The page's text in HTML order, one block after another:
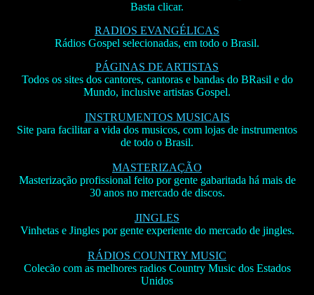
Basta clicar.
RADIOS EVANGÉLICAS
Rádios Gospel selecionadas, em todo o Brasil.
PÁGINAS DE ARTISTAS
Todos os sites dos cantores, cantoras e bandas do BRasil e do
Mundo, inclusive artistas Gospel.
INSTRUMENTOS MUSICAIS
Site para facilitar a vida dos musicos, com lojas de instrumentos
de todo o Brasil.
MASTERIZAÇÃO
Masterização profissional feito por gente gabaritada há mais de
30 anos no mercado de discos.
JINGLES
Vinhetas e Jingles por gente experiente do mercado de jingles.
RÁDIOS COUNTRY MUSIC
Colecão com as melhores radios Country Music dos Estados
Unidos